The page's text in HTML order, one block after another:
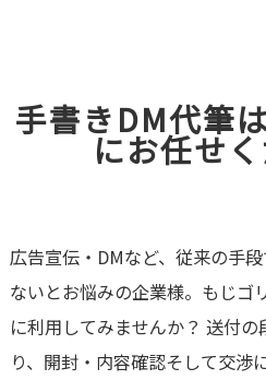
手書きDM代筆
にお任せく
広告宣伝・DMなど、従来の手
ないとお悩みの企業様。もじゴ
に利用してみませんか？ 送付
り、開封・内容確認そして交渉